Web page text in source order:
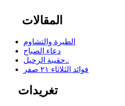
المقالات
الطيرة والتشاوم
دعاء الصباح
حقيبة الرحيل..
فوائد الثلاثاء ٢١ صفر
تغريدات